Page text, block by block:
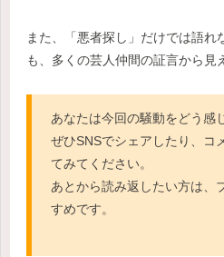
また、「悪者探し」だけでは語れ
も、多くの芸人仲間の証言から見
あなたは今回の騒動をどう感
ぜひSNSでシェアしたり、コ
てみてください。
あとから読み返したい方は、
すめです。